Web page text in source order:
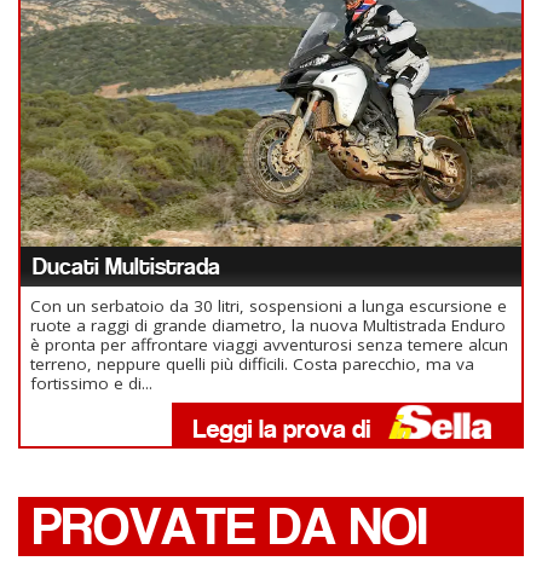
Ducati Multistrada
Con un serbatoio da 30 litri, sospensioni a lunga escursione e
ruote a raggi di grande diametro, la nuova Multistrada Enduro
è pronta per affrontare viaggi avventurosi senza temere alcun
terreno, neppure quelli più difficili. Costa parecchio, ma va
fortissimo e di...
PROVATE DA NOI